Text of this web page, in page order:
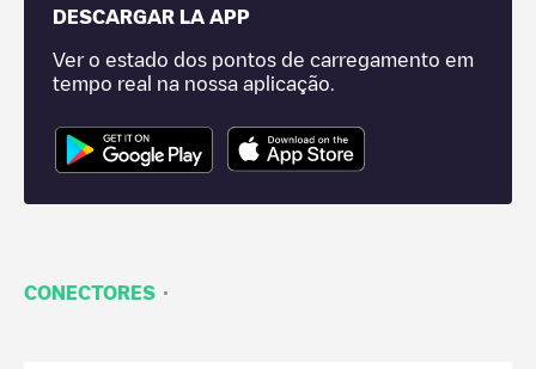
DESCARGAR LA APP
Ver o estado dos pontos de carregamento em
tempo real na nossa aplicação.
CONECTORES ·